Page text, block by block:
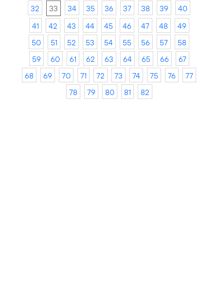
32
33 34 35 36 37 38 39
40
41
42 43 44 45 46 47 48
49
50
51 52 53 54 55 56 57
58
59
60 61 62 63 64 65 66
67
68
69 70 71 72 73 74 75 76
77
78
79 80 81 82